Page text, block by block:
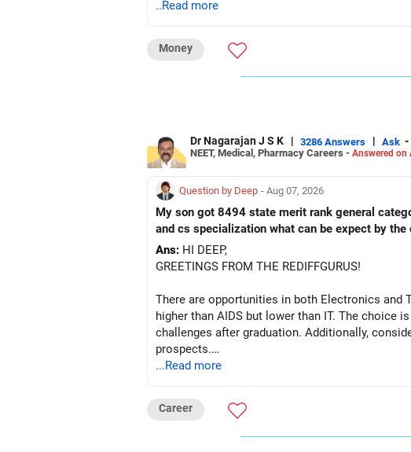
..Read more
Money
Dr Nagarajan J S K | 3286 Answers | Ask -
NEET, Medical, Pharmacy Careers - Answered on
Question by Deep - Aug 07, 2026
My son got 8494 state merit rank general
and cs specialization what can be expect by the
Ans: HI DEEP,
GREETINGS FROM THE REDIFFGURUS!
There are opportunities in both Electronics and
higher than AIDS but lower than IT. The choice
challenges after graduation. Additionally,
prospects.
...Read more
Career